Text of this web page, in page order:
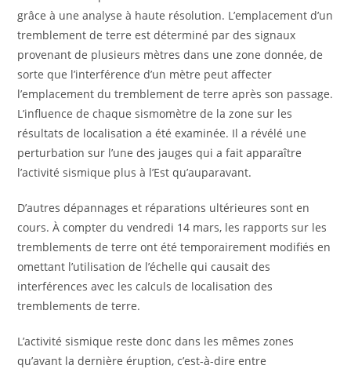
grâce à une analyse à haute résolution. L’emplacement d’un
tremblement de terre est déterminé par des signaux
provenant de plusieurs mètres dans une zone donnée, de
sorte que l’interférence d’un mètre peut affecter
l’emplacement du tremblement de terre après son passage.
L’influence de chaque sismomètre de la zone sur les
résultats de localisation a été examinée. Il a révélé une
perturbation sur l’une des jauges qui a fait apparaître
l’activité sismique plus à l’Est qu’auparavant.
D’autres dépannages et réparations ultérieures sont en
cours. À compter du vendredi 14 mars, les rapports sur les
tremblements de terre ont été temporairement modifiés en
omettant l’utilisation de l’échelle qui causait des
interférences avec les calculs de localisation des
tremblements de terre.
L’activité sismique reste donc dans les mêmes zones
qu’avant la dernière éruption, c’est-à-dire entre